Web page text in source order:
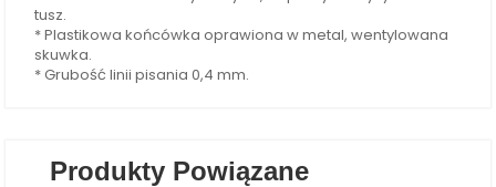
tusz.
* Plastikowa końcówka oprawiona w metal, wentylowana
skuwka.
* Grubość linii pisania 0,4 mm.
Produkty Powiązane